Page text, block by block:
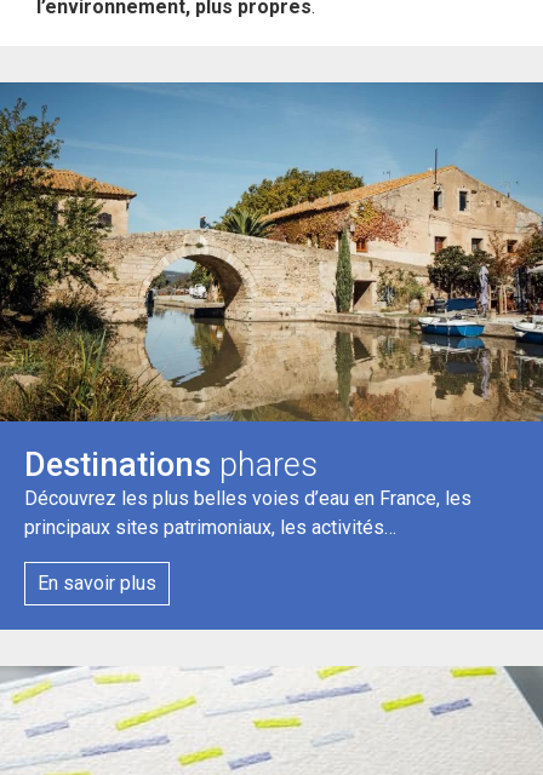
l’environnement, plus propres.
Destinations phares
Découvrez les plus belles voies d’eau en France, les
principaux sites patrimoniaux, les activités…
En savoir plus